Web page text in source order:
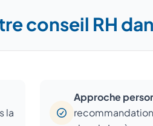
conseil RH
la
Approche